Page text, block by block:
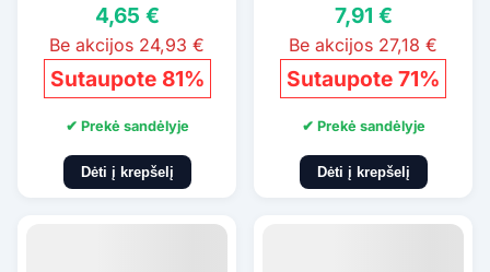
4,65 €
Be akcijos 24,93 €
Sutaupote 81%
✔ Prekė sandėlyje
Dėti į krepšelį
7,91 €
Be akcijos 27,18 €
Sutaupote 71%
✔ Prekė sandėlyje
Dėti į krepšelį